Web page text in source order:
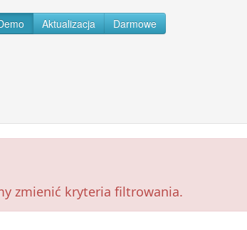
Aktualizacja Darmowe
zmienić kryteria filtrowania.